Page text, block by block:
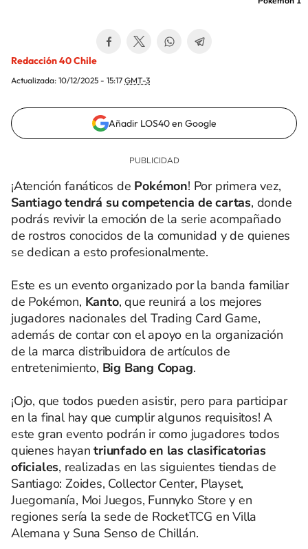
Redacción 40 Chile
Actualizada: 10/12/2025 - 15:17 GMT-3
Añadir LOS40 en Google
¡Atención fanáticos de Pokémon! Por primera vez,
Santiago tendrá su competencia de cartas, donde
podrás revivir la emoción de la serie acompañado
de rostros conocidos de la comunidad y de quienes
se dedican a esto profesionalmente.
Este es un evento organizado por la banda familiar
de Pokémon, Kanto, que reunirá a los mejores
jugadores nacionales del Trading Card Game,
además de contar con el apoyo en la organización
de la marca distribuidora de artículos de
entretenimiento, Big Bang Copag.
¡Ojo, que todos pueden asistir, pero para participar
en la final hay que cumplir algunos requisitos! A
este gran evento podrán ir como jugadores todos
quienes hayantriunfado en las clasificatorias
oficiales, realizadas en las siguientes tiendas de
Santiago: Zoides, Collector Center, Playset,
Juegomanía, Moi Juegos, Funnyko Store y en
regiones sería la sede de RocketTCG en Villa
Alemana y Suna Senso de Chillán.